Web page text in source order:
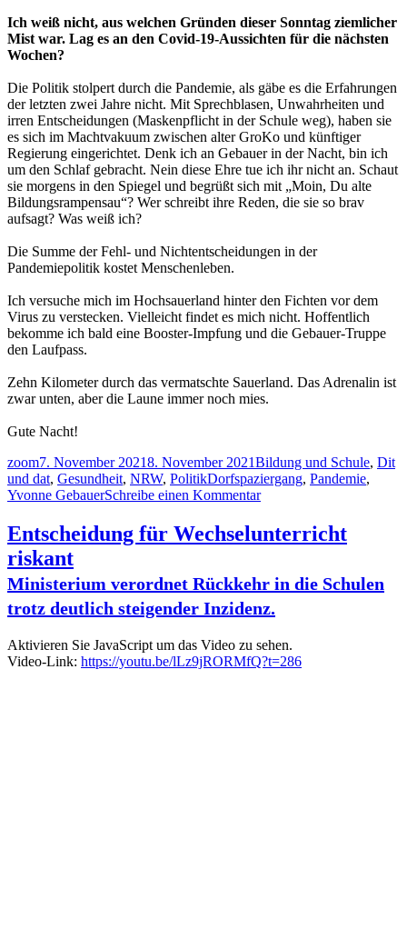
Ich weiß nicht, aus welchen Gründen dieser Sonntag ziemlicher
Mist war. Lag es an den Covid-19-Aussichten für die nächsten
Wochen?
Die Politik stolpert durch die Pandemie, als gäbe es die Erfahrungen
der letzten zwei Jahre nicht. Mit Sprechblasen, Unwahrheiten und
irren Entscheidungen (Maskenpflicht in der Schule weg), haben sie
es sich im Machtvakuum zwischen alter GroKo und künftiger
Regierung eingerichtet. Denk ich an Gebauer in der Nacht, bin ich
um den Schlaf gebracht. Nein diese Ehre tue ich ihr nicht an. Schaut
sie morgens in den Spiegel und begrüßt sich mit „Moin, Du alte
Bildungsrampensau“? Wer schreibt ihre Reden, die sie so brav
aufsagt? Was weiß ich?
Die Summe der Fehl- und Nichtentscheidungen in der
Pandemiepolitik kostet Menschenleben.
Ich versuche mich im Hochsauerland hinter den Fichten vor dem
Virus zu verstecken. Vielleicht findet es mich nicht. Hoffentlich
bekomme ich bald eine Booster-Impfung und die Gebauer-Truppe
den Laufpass.
Zehn Kilometer durch das vermatschte Sauerland. Das Adrenalin ist
zwar unten, aber die Laune immer noch mies.
Gute Nacht!
Autor
zoomVeröffentlicht
am
7. November 20218. November 2021Kategorien
Bildung und Schule, Dit
und dat, Gesundheit, NRW, PolitikSchlagwörter
Dorfspaziergang, Pandemie,
Yvonne GebauerSchreibe einen Kommentarzu
Sonntag
Entscheidung für Wechselunterricht
riskant
Ministerium verordnet Rückkehr in die Schulen
trotz deutlich steigender Inzidenz.
Aktivieren Sie JavaScript um das Video zu sehen.
Video-Link: https://youtu.be/lLz9jRORMfQ?t=286